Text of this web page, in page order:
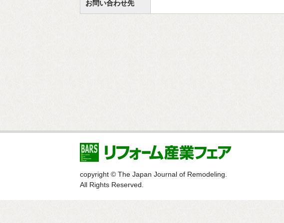
お問い合わせ先
copyright © The Japan Journal of Remodeling.
All Rights Reserved.